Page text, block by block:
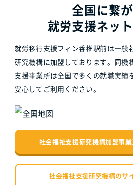
全国に繋
就労支援ネッ
就労移行支援フィン香椎駅前は一般
研究機構に加盟しております。同機
支援事業所は全国で多くの就職実績
安心してご利用ください。
社会福祉支援研究機構加盟事
社会福祉支援研究機構のサ